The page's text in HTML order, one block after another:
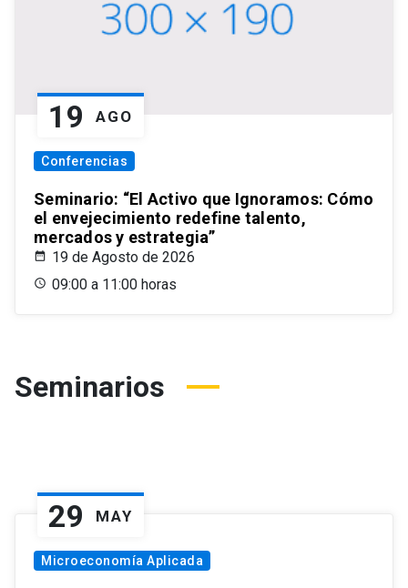
19 AGO
Conferencias
Seminario: “El Activo que Ignoramos: Cómo
el envejecimiento redefine talento,
mercados y estrategia”
19 de Agosto de 2026
09:00 a 11:00 horas
Seminarios
29 MAY
Microeconomía Aplicada